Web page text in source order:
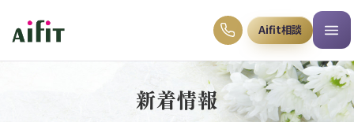
Aifit相談
新着情報